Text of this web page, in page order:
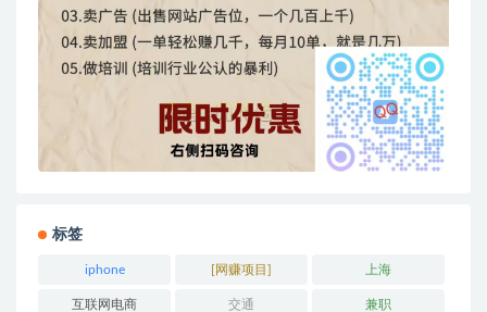
标签
iphone [网赚项目] 上海
互联网电商 交通 兼职